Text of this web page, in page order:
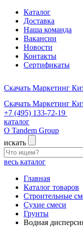
Каталог
Доставка
Наша команда
Вакансии
Новости
Контакты
Сертификаты
Скачать Маркетинг
Скачать Маркетинг
+7 (495) 133-72-19
каталог
О Tandem Group
искать
весь каталог
Главная
Каталог товаров
Строительные
Сухие смеси
Грунты
Водная